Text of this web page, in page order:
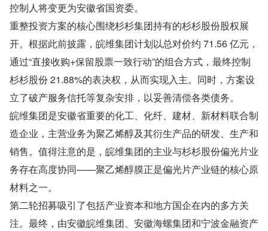
控制人将变更为安徽省国资委。
重整投资方案的核心围绕杉杉集团持有的杉杉股份股权展
开。根据此前披露，皖维集团计划以总对价约 71.56 亿元，
通过“直接收购+保留股票一致行动”的组合方式，最终控制
杉杉股份 21.88%的表决权，从而实现入主。同时，方案设
立了破产服务信托等复杂安排，以妥善清偿各类债务。
皖维集团是安徽省重要的化工、化纤、建材、新材料联合制
造企业，主营业务为聚乙烯醇及其衍生产品的研发、生产和
销售。值得注意的是，皖维集团的主业与杉杉股份偏光片业
务存在高度协同——聚乙烯醇膜正是偏光片产业链的核心原
材料之一。
第二轮招募吸引了包括产业资本和地方国企在内的多方关
注。最终，由安徽皖维集团、安徽海螺集团和宁波金融资产